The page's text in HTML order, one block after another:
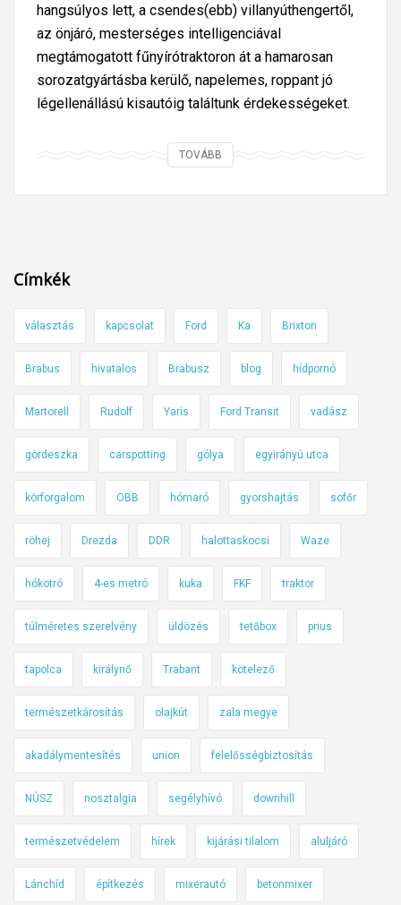
hangsúlyos lett, a csendes(ebb) villanyúthengertől,
az önjáró, mesterséges intelligenciával
megtámogatott fűnyírótraktoron át a hamarosan
sorozatgyártásba kerülő, napelemes, roppant jó
légellenállású kisautóig találtunk érdekességeket.
TOVÁBB
y
u
k
a
j
v
ő
b
e
a
l
t
h
é
t
e
2
5
Címkék
választás kapcsolat Ford Ka Brixton
Brabus hivatalos Brabusz blog hídpornó
Martorell Rudolf Yaris Ford Transit vadász
gördeszka carspotting gólya egyirányú utca
körforgalom OBB hómaró gyorshajtás sofőr
röhej Drezda DDR halottaskocsi Waze
hókotró 4-es metró kuka FKF traktor
túlméretes szerelvény üldözés tetőbox prius
tapolca királynő Trabant kötelező
természetkárosítás olajkút zala megye
akadálymentesítés union felelősségbiztosítás
NÚSZ nosztalgia segélyhívó downhill
természetvédelem hírek kijárási tilalom aluljáró
Lánchíd építkezés mixerautó betonmixer